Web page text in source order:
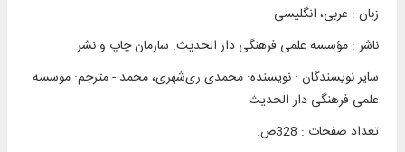
زبان : عربی، انگلیسی
ناشر : مؤسسه علمی فرهنگی دار الحديث. سازمان چاپ و نشر
سایر نویسندگان : نویسنده: محمدی ری‌شهری، محمد - مترجم: موسسه
علمی فرهنگی دار الحدیث
تعداد صفحات : 328ص.